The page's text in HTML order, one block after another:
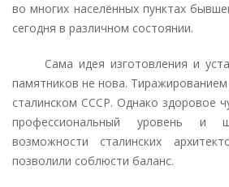
во многих населённых пунктах
сегодня в различном состоянии.
Сама идея изготовления и
памятников не нова.
сталинском СССР. Однако здоровое
профессиональный уровень и
возможности сталинских
позволили соблюсти баланс.